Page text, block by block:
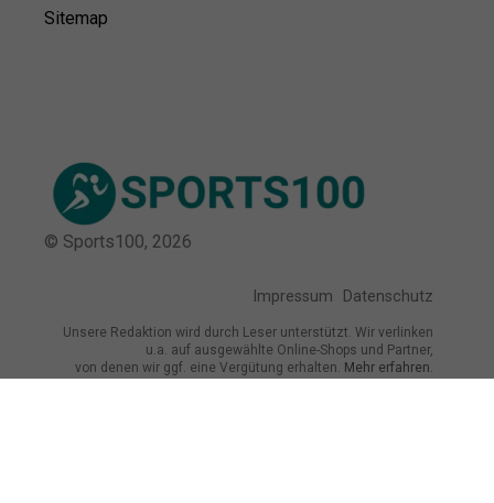
Sitemap
© Sports100, 2026
Impressum Datenschutz
Unsere Redaktion wird durch Leser unterstützt. Wir verlinken
u.a. auf ausgewählte Online-Shops und Partner,
von denen wir ggf. eine Vergütung erhalten. Mehr erfahren.